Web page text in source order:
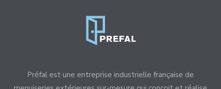
Préfal est une entreprise industrielle française de